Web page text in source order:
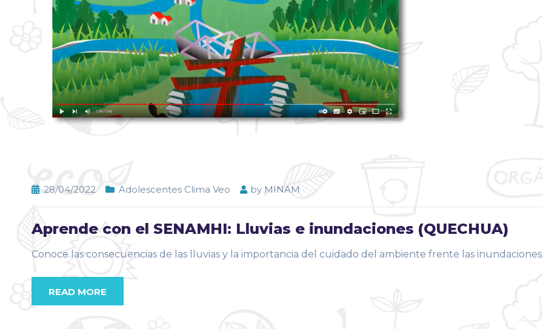
28/04/2022 Adolescentes Clima Veo by MINAM
Aprende con el SENAMHI: Lluvias e inundaciones (QUECHUA)
Conoce las consecuencias de las lluvias y la importancia del cuidado del ambiente frente las inundaciones.
READ MORE